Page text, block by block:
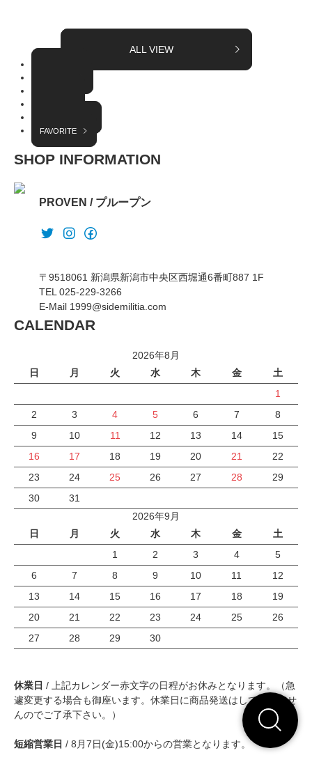
ALL VIEW
FAVORITE
SHOP INFORMATION
PROVEN / プループン
〒9518061 新潟県新潟市中央区西堀通6番町887 1F
TEL 025-229-3266
E-Mail 1999@sidemilitia.com
CALENDAR
2026年8月
日
月 火 水 木 金
土
1
2
3 4 5 6 7
8
9
10 11 12 13 14
15
16
17 18 19 20 21
22
23
24 25 26 27 28
29
30
31
2026年9月
日
月 火 水 木 金
土
1
2 3 4
5
6
7 8 9 10 11
12
13
14 15 16 17 18
19
20
21 22 23 24 25
26
27
28 29 30
休業日 / 上記カレンダー赤文字の日程がお休みとなります。（急
遽変更する場合も御座います。休業日に商品発送はしておりませ
んのでご了承下さい。）
短縮営業日 / 8月7日(金)15:00からの営業となります。